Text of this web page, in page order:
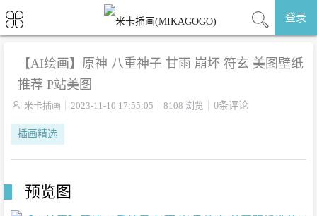
登录
【AI绘画】原神 八重神子 甘雨 崩坏 符玄 美图壁纸
推荐 P站美图
 米卡插画 2023-11-10 17:55:05 8108 浏览 0条评论
插画精选
预览图